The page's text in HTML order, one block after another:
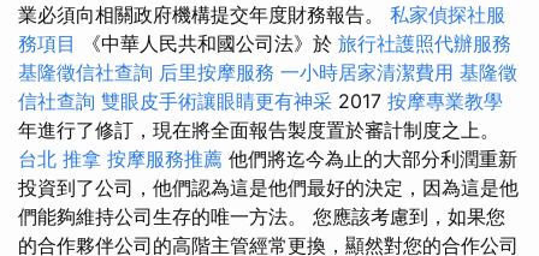
業必須向相關政府機構提交年度財務報告。 私家偵探社服
務項目
《中華人民共和國公司法》於 旅行社護照代辦服務
基隆徵信社查詢 后里按摩服務 一小時居家清潔費用 基隆徵
信社查詢 雙眼皮手術讓眼睛更有神采 2017 按摩專業教學
年進行了修訂，現在將全面報告製度置於審計制度之上。
台北 推拿 按摩服務推薦 他們將迄今為止的大部分利潤重新
投資到了公司，他們認為這是他們最好的決定，因為這是他
們能夠維持公司生存的唯一方法。 您應該考慮到，如果您
的合作夥伴公司的高階主管經常更換，顯然對您的合作公司